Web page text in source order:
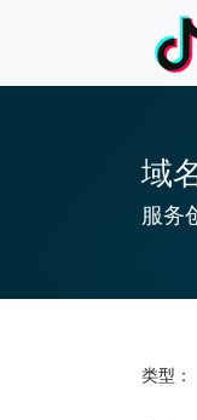
域
服务
类型：